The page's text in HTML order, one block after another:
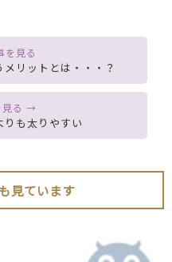
リットとは・・・？
りも太りやすい
見ています